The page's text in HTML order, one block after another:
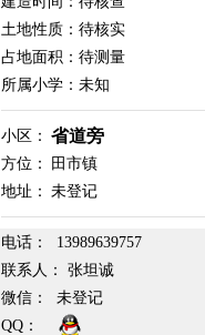
土地性质： 待核实
占地面积： 待测量
所属小学： 未知
小区： 省道旁
方位：
田市镇
地址： 未登记
电话： 13989639757
联系人：
张坦诚
微信：
未登记
QQ：